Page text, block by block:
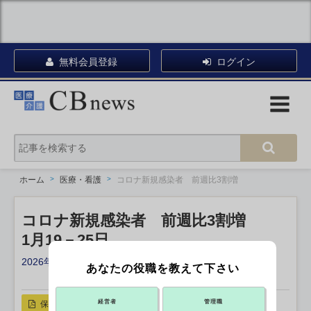
無料会員登録 ログイン
ホーム 医療・看護 コロナ新規感染者 前週比3割増
コロナ新規感染者 前週比3割増
1月19－25日
2026年01月30日 18:40
リンクをコピー X ポスト
保存
あなたの役職を教えて下さい
経営者 管理職